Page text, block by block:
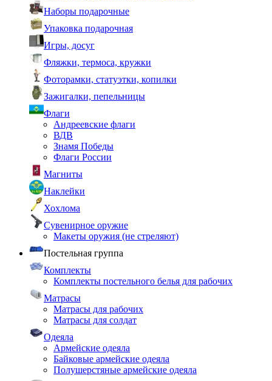
Наборы подарочные
Упаковка подарочная
Игры, досуг
Фляжки, термоса, кружки
Фоторамки, статуэтки, копилки
Зажигалки, пепельницы
Флаги
Андреевские флаги
ВДВ
Знамя Победы
Флаги России
Магниты
Наклейки
Хохлома
Сувенирное оружие
Макеты оружия (не стреляют)
Постельная группа
Комплекты
Комплекты постельного белья для рабочих
Матрасы
Матрасы для рабочих
Матрасы для солдат
Одеяла
Армейские одеяла
Байковые армейские одеяла
Полушерстяные армейские одеяла